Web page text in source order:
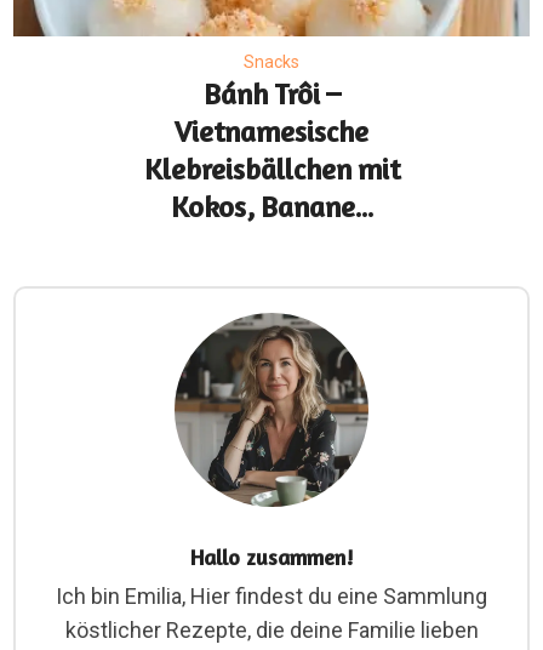
Snacks
Bánh Trôi –
Vietnamesische
Klebreisbällchen mit
Kokos, Banane...
Hallo zusammen!
Ich bin Emilia, Hier findest du eine Sammlung
köstlicher Rezepte, die deine Familie lieben